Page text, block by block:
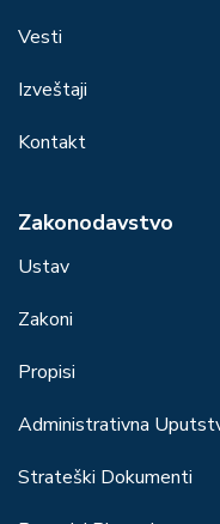
Vesti
Izveštaji
Kontakt
Zakonodavstvo
Ustav
Zakoni
Propisi
Administrativna
Strateški Dokumenti